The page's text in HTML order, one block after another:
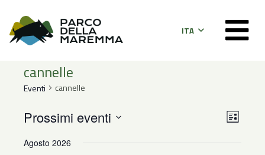
ITA
cannelle
Eventi cannelle
Viste
Lista
Prossimi eventi
la
Agosto 2026